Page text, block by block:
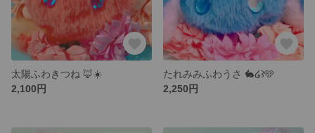
太陽ふわきつね 🦊☀️
2,100円
たれみみふわうさ 🐇‎໒꒱🩵
2,250円